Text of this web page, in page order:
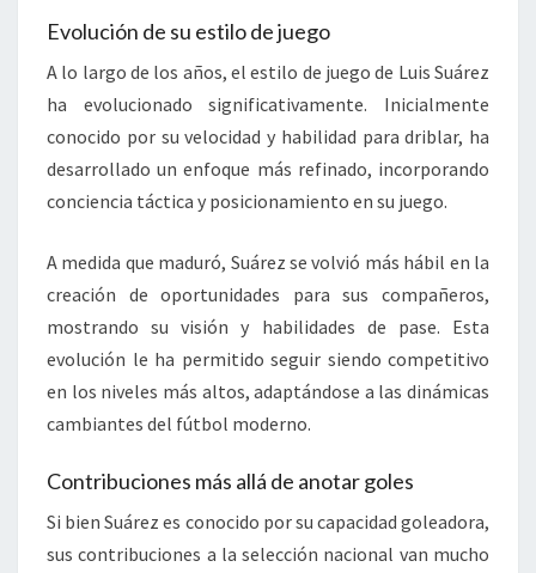
Evolución de su estilo de juego
A lo largo de los años, el estilo de juego de Luis Suárez
ha evolucionado significativamente. Inicialmente
conocido por su velocidad y habilidad para driblar, ha
desarrollado un enfoque más refinado, incorporando
conciencia táctica y posicionamiento en su juego.
A medida que maduró, Suárez se volvió más hábil en la
creación de oportunidades para sus compañeros,
mostrando su visión y habilidades de pase. Esta
evolución le ha permitido seguir siendo competitivo
en los niveles más altos, adaptándose a las dinámicas
cambiantes del fútbol moderno.
Contribuciones más allá de anotar goles
Si bien Suárez es conocido por su capacidad goleadora,
sus contribuciones a la selección nacional van mucho